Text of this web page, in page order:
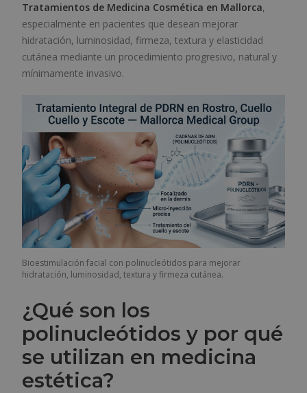
Tratamientos de Medicina Cosmética en Mallorca,
especialmente en pacientes que desean mejorar
hidratación, luminosidad, firmeza, textura y elasticidad
cutánea mediante un procedimiento progresivo, natural y
mínimamente invasivo.
Bioestimulación facial con polinucleótidos para mejorar
hidratación, luminosidad, textura y firmeza cutánea.
¿Qué son los
polinucleótidos y por qué
se utilizan en medicina
estética?